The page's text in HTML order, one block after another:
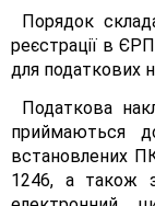
Порядок
реєстрації в
для податкових
Податкова
приймаються
встановлених
1246, а також